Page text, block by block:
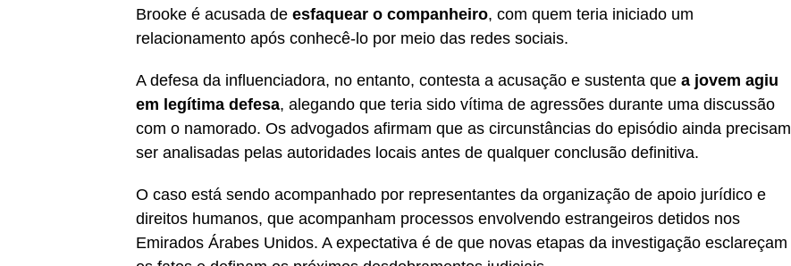
Brooke é acusada de esfaquear o companheiro, com quem teria iniciado um
relacionamento após conhecê-lo por meio das redes sociais.
A defesa da influenciadora, no entanto, contesta a acusação e sustenta que a jovem agiu
em legítima defesa, alegando que teria sido vítima de agressões durante uma discussão
com o namorado. Os advogados afirmam que as circunstâncias do episódio ainda precisam
ser analisadas pelas autoridades locais antes de qualquer conclusão definitiva.
O caso está sendo acompanhado por representantes da organização de apoio jurídico e
direitos humanos, que acompanham processos envolvendo estrangeiros detidos nos
Emirados Árabes Unidos. A expectativa é de que novas etapas da investigação esclareçam